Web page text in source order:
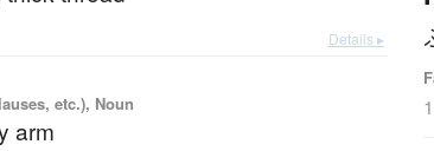
Details ▸
etc.), Noun
arm